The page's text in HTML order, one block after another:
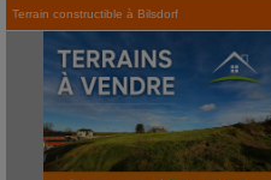
Terrain constructible à Bilsdorf